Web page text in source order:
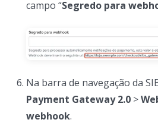
campo “Segredo para
Na barra de navegação da
Payment Gateway 2.0 >
webhook.